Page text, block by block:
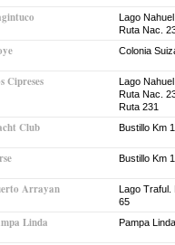
Lago
Ruta Nac.
Colonia
Cipreses
Lago
Ruta Nac.
Ruta 231
Club Bustillo Km
Bustillo Km
Arrayan
Lago Traful.
65
Linda Pampa Linda